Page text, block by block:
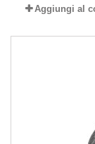
Aggiungi al